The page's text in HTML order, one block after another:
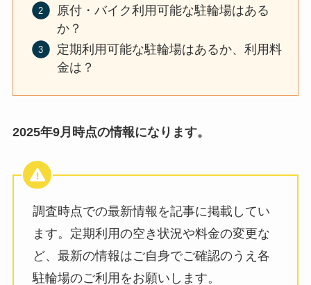
原付・バイク利用可能な駐輪場はある
か？
定期利用可能な駐輪場はあるか、利用料
金は？
2025年9月時点の情報になります。
調査時点での最新情報を記事に掲載してい
ます。定期利用の空き状況や料金の変更な
ど、最新の情報はご自身でご確認のうえ各
駐輪場のご利用をお願いします。